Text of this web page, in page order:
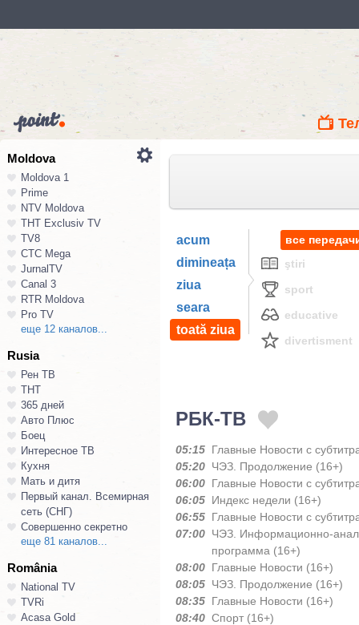
Moldova
Moldova 1
Prime
NTV Moldova
ТНТ Exclusiv TV
TV8
СТС Mega
JurnalTV
Canal 3
RTR Moldova
Pro TV
еще 12 каналов...
Rusia
Рен ТВ
ТНТ
365 дней
Авто Плюс
Боец
Интересное ТВ
Кухня
Мать и дитя
Первый канал. Всемирная
сеть (СНГ)
Совершенно секретно
еще 81 каналов...
România
National TV
TVRi
Acasa Gold
acum
dimineața
ziua
seara
toată ziua
все
ştiri
sport
educative
divertisment
РБК-ТВ
05:15 Главные Новости с
05:20 ЧЭЗ. Продолжение (16+)
06:00 Главные Новости с
06:05 Индекс недели (16+)
06:55 Главные Новости с
07:00 ЧЭЗ. Информационно-
программа (16+)
08:00 Главные Новости (16+)
08:05 ЧЭЗ. Продолжение (16+)
08:35 Главные Новости (16+)
08:40 Спорт (16+)